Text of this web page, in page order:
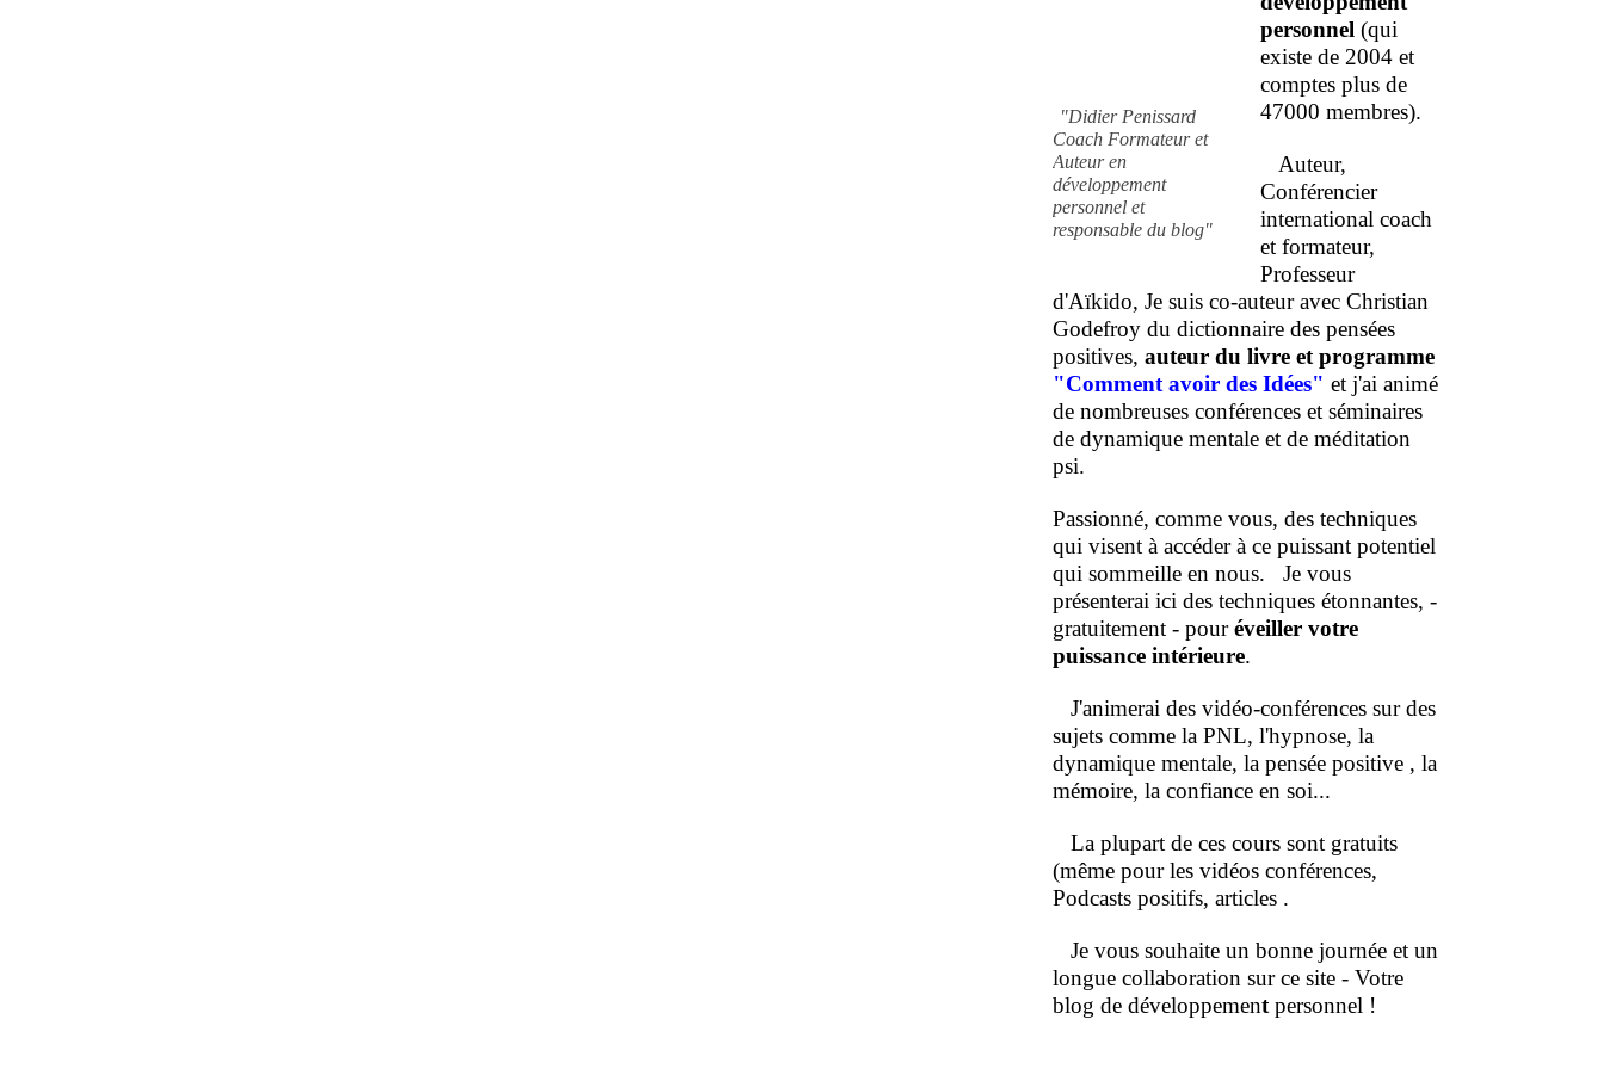
"Didier Penissard
Coach Formateur et
Auteur en
développement
personnel et
responsable du blog"
personnel (qui
existe de 2004 et
comptes plus de
47000 membres).
Auteur,
Conférencier
international coach
et formateur,
Professeur
d'Aïkido, Je suis co-auteur avec Christian
Godefroy du dictionnaire des pensées
positives, auteur du livre et programme
"Comment avoir des Idées" et j'ai animé
de nombreuses conférences et séminaires
de dynamique mentale et de méditation
psi.
Passionné, comme vous, des techniques
qui visent à accéder à ce puissant potentiel
qui sommeille en nous. Je vous
présenterai ici des techniques étonnantes, -
gratuitement - pouréveiller votre
puissance intérieure.
J'animerai des vidéo-conférences sur des
sujets comme la PNL, l'hypnose, la
dynamique mentale, la pensée positive , la
mémoire, la confiance en soi...
La plupart de ces cours sont gratuits
(même pour les vidéos conférences,
Podcasts positifs, articles .
Je vous souhaite un bonne journée et un
longue collaboration sur ce site - Votre
blog de développement personnel !